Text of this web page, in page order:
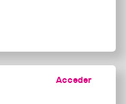
Acceder